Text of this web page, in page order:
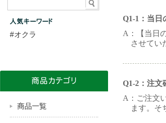
Q1-1：当日
A：【当日
させてい
Q1-2：注文
A：ご注文
ます。そ
人気キーワード
オクラ
商品カテゴリ
商品一覧